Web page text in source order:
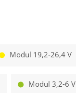
Modul 19,2-26,4 V
Modul 3,2-6 V